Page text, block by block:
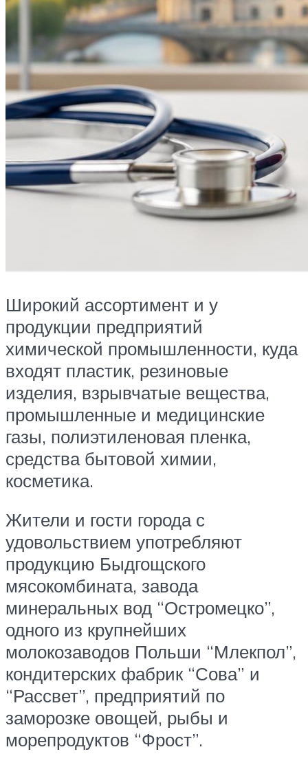
Широкий ассортимент и у
продукции предприятий
химической промышленности, куда
входят пластик, резиновые
изделия, взрывчатые вещества,
промышленные и медицинские
газы, полиэтиленовая пленка,
средства бытовой химии,
косметика.
Жители и гости города с
удовольствием употребляют
продукцию Быдгощского
мясокомбината, завода
минеральных вод “Остромецко”,
одного из крупнейших
молокозаводов Польши “Млекпол”,
кондитерских фабрик “Сова” и
“Рассвет”, предприятий по
заморозке овощей, рыбы и
морепродуктов “Фрост”.